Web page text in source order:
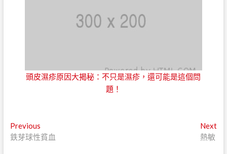
頭皮濕疹原因大揭秘：不只是濕疹，還可能是這個問
題！
文
章
PreviousPrevious
post:
鉄芽球性貧血
Next
熱敏